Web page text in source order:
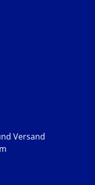
Versand